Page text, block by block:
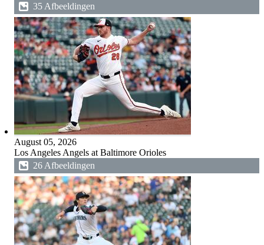
35 Afbeeldingen
August 05, 2026
Los Angeles Angels at Baltimore Orioles
26 Afbeeldingen